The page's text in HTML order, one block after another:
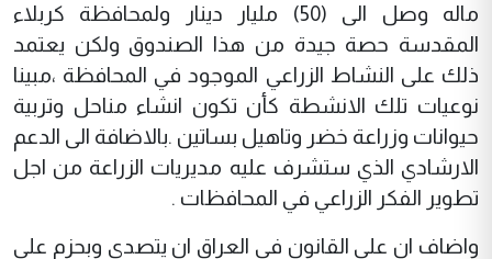
ماله وصل الى (50) مليار دينار ولمحافظة كربلاء
المقدسة حصة جيدة من هذا الصندوق ولكن يعتمد
ذلك على النشاط الزراعي الموجود في المحافظة ،مبينا
نوعيات تلك الانشطة كأن تكون انشاء مناحل وتربية
حيوانات وزراعة خضر وتاهيل بساتين .بالاضافة الى الدعم
الارشادي الذي ستشرف عليه مديريات الزراعة من اجل
تطوير الفكر الزراعي في المحافظات .
واضاف ان على القانون في العراق ان يتصدى وبحزم على